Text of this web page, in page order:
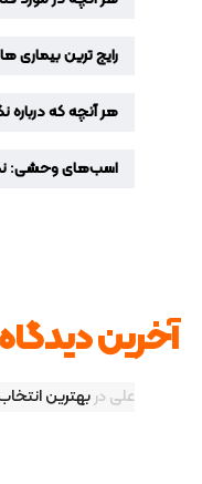
رایج ترین بیماری
هر آنچه که درباره
آخرین
علی دربهترین